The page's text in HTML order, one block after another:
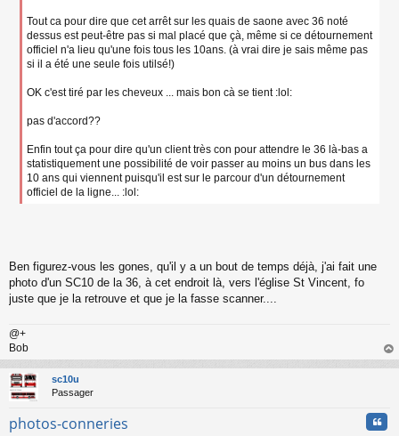
Tout ca pour dire que cet arrêt sur les quais de saone avec 36 noté
dessus est peut-être pas si mal placé que çà, même si ce détournement
officiel n'a lieu qu'une fois tous les 10ans. (à vrai dire je sais même pas
si il a été une seule fois utilsé!)
OK c'est tiré par les cheveux ... mais bon cà se tient :lol:
pas d'accord??
Enfin tout ça pour dire qu'un client très con pour attendre le 36 là-bas a
statistiquement une possibilité de voir passer au moins un bus dans les
10 ans qui viennent puisqu'il est sur le parcour d'un détournement
officiel de la ligne... :lol:
Ben figurez-vous les gones, qu'il y a un bout de temps déjà, j'ai fait une
photo d'un SC10 de la 36, à cet endroit là, vers l'église St Vincent, fo
juste que je la retrouve et que je la fasse scanner....
@+
Bob
au
sc10u
Passager
photos-conneries